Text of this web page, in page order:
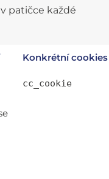
patičce každé
Konkrétní cookies
cc_cookie